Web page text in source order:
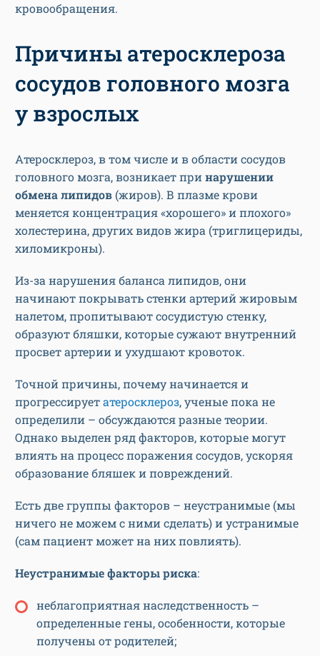
кровообращения.
Причины атеросклероза
сосудов головного мозга
у взрослых
Атеросклероз, в том числе и в области сосудов
головного мозга, возникает принарушении
обмена липидов (жиров). В плазме крови
меняется концентрация «хорошего» и плохого»
холестерина, других видов жира (триглицериды,
хиломикроны).
Из-за нарушения баланса липидов, они
начинают покрывать стенки артерий жировым
налетом, пропитывают сосудистую стенку,
образуют бляшки, которые сужают внутренний
просвет артерии и ухудшают кровоток.
Точной причины, почему начинается и
прогрессируетатеросклероз, ученые пока не
определили – обсуждаются разные теории.
Однако выделен ряд факторов, которые могут
влиять на процесс поражения сосудов, ускоряя
образование бляшек и повреждений.
Есть две группы факторов – неустранимые (мы
ничего не можем с ними сделать) и устранимые
(сам пациент может на них повлиять).
Неустранимые факторы риска:
неблагоприятная наследственность –
определенные гены, особенности, которые
получены от родителей;